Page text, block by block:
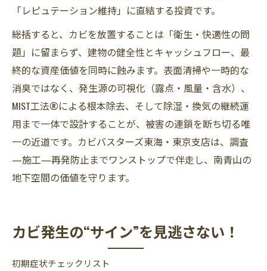
「レピュテーション維持」に直結する投資です。
――総括すると、カビを放置することは「衛生・快適性の問
題」に留まらず、建物の健全性とキャッシュフロー、最
終的な資産価値を同時に蝕みます。表面清掃や一時的な
消臭ではなく、発生源の可視化（露点・風量・含水）、
MIST工法®による根本除去、そして除湿・換気の継続運
用まで一体で設計することが、被害の連鎖を断ち切る唯
一の近道です。カビバスターズ東海・東京支店は、調査
—施工—再発防止までワンストップで伴走し、南青山の
地下空間の価値を守ります。
カビ発生の“サイン”を見逃さない！
初期症状チェックリスト